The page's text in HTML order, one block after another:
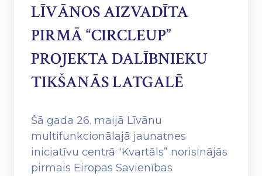
LĪVĀNOS AIZVADĪTA
PIRMĀ “CIRCLEUP”
PROJEKTA DALĪBNIEKU
TIKŠANĀS LATGALĒ
Šā gada 26. maijā Līvānu
multifunkcionālajā jaunatnes
iniciatīvu centrā “Kvartāls” norisinājās
pirmais Eiropas Savienības